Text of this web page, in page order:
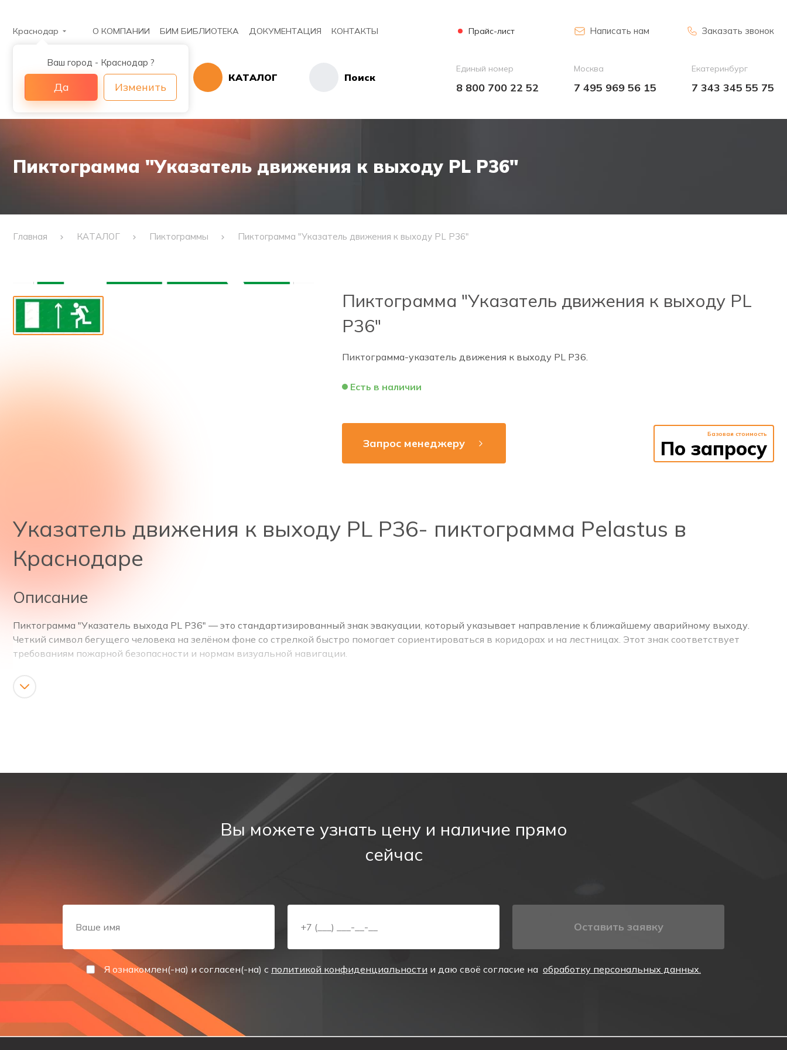
Краснодар
Ваш город - Краснодар ?
Да Изменить
О КОМПАНИИ БИМ БИБЛИОТЕКА ДОКУМЕНТАЦИЯ КОНТАКТЫ Прайс-лист Написать нам Заказать звонок
КАТАЛОГ Поиск
Единый номер
8 800 700 22 52
Москва
7 495 969 56 15
Екатеринбург
7 343 345 55 75
Пиктограмма "Указатель движения к выходу PL Р36"
Главная КАТАЛОГ Пиктограммы Пиктограмма "Указатель движения к выходу PL Р36"
Пиктограмма "Указатель движения к выходу PL
Р36"
Пиктограмма-указатель движения к выходу PL Р36.
Есть в наличии
Запрос менеджеру
Базовая стоимость
По запросу
Указатель движения к выходу PL Р36- пиктограмма Pelastus в
Краснодаре
Описание
Пиктограмма "Указатель выхода PL Р36" — это стандартизированный знак эвакуации, который указывает направление к ближайшему аварийному выходу.
Четкий символ бегущего человека на зелёном фоне со стрелкой быстро помогает сориентироваться в коридорах и на лестницах. Этот знак соответствует
требованиям пожарной безопасности и нормам визуальной навигации.
Назначение указателя
Снизить риск паники и хаотичного перемещения по коридорам и лестницам.
Обеспечить соответствие объекта требованиям пожарного надзора и успешное прохождение проверок перед вводом в эксплуатацию
Область применения и требования к размещению знака эвакуации
Знак эвакуации Р36 должен быть установлен над проходами, проемами и в помещениях большой площади, на верхнем уровне или подвешиваться к потолку.
Высота знака должна быть достаточной для хорошей видимости, конструкции не должны загораживать обзор, а его расположение должно логично
соотноситься с последующими указателями маршрута. Направление стрелки на знаке должно соответствовать утверждённому плану эвакуации.
Размер: форматы, рассчитанные под размеры рассеивателя светильника
Материал: самоклеящаяся пленка, пропускающая достаточно света
Тип изображения: контрастная графика, оптимизированная для восприятия в дыму и при низком уровне освещённости, возможны фотолюминесцентные
Цвет: зелёный фон и белые символы в строгом соответствии по эвакуационной разметке.
Условия эксплуатации: широкий температурный диапазон, устойчивость к влажности, возможность монтажа в коридорах, на лестницах, в тамбурах и
Вы можете узнать цену и наличие прямо
сейчас
Оставить заявку
Я ознакомлен(-на) и согласен(-на) с политикой конфиденциальности и даю своё согласие на обработку персональных данных.